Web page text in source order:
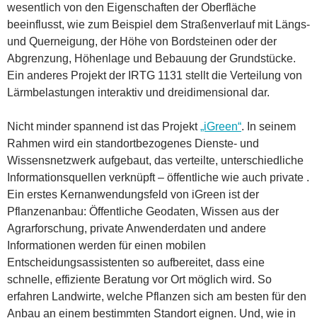
wesentlich von den Eigenschaften der Oberfläche
beeinflusst, wie zum Beispiel dem Straßenverlauf mit Längs-
und Querneigung, der Höhe von Bordsteinen oder der
Abgrenzung, Höhenlage und Bebauung der Grundstücke.
Ein anderes Projekt der IRTG 1131 stellt die Verteilung von
Lärmbelastungen interaktiv und dreidimensional dar.
Nicht minder spannend ist das Projekt„iGreen“. In seinem
Rahmen wird ein standortbezogenes Dienste- und
Wissensnetzwerk aufgebaut, das verteilte, unterschiedliche
Informationsquellen verknüpft – öffentliche wie auch private .
Ein erstes Kernanwendungsfeld von iGreen ist der
Pflanzenanbau: Öffentliche Geodaten, Wissen aus der
Agrarforschung, private Anwenderdaten und andere
Informationen werden für einen mobilen
Entscheidungsassistenten so aufbereitet, dass eine
schnelle, effiziente Beratung vor Ort möglich wird. So
erfahren Landwirte, welche Pflanzen sich am besten für den
Anbau an einem bestimmten Standort eignen. Und, wie in